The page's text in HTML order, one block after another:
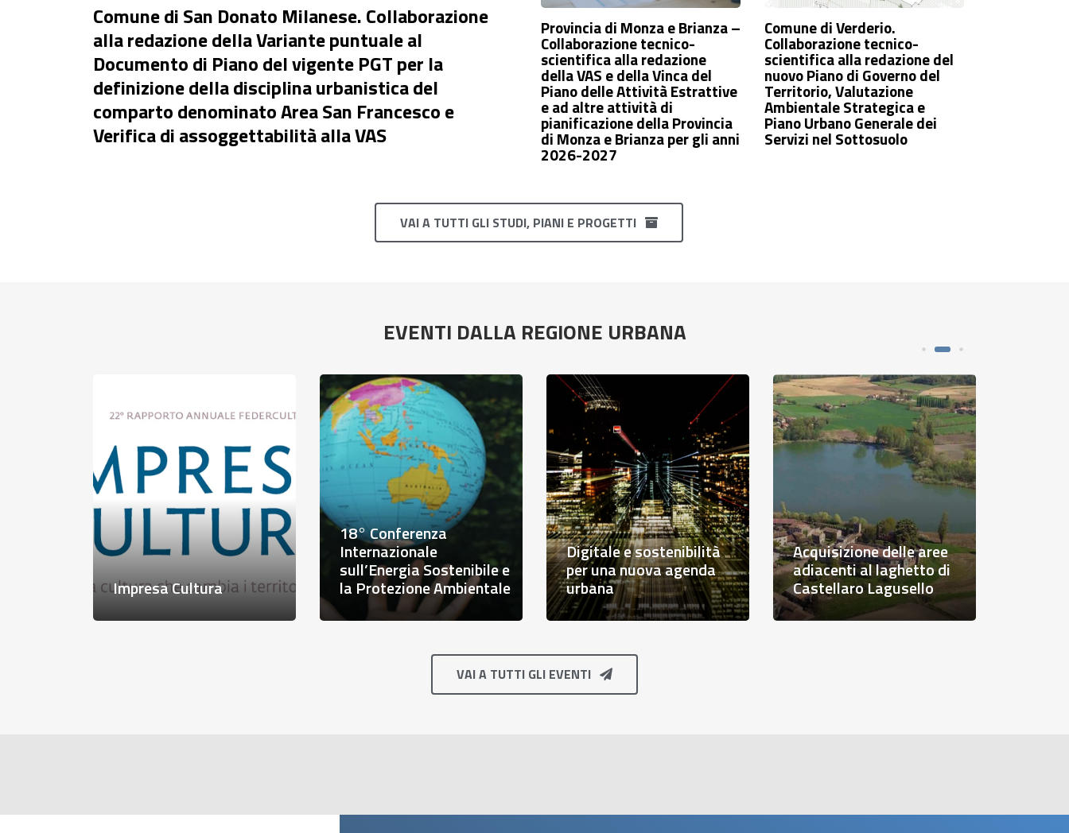
Comune di San Donato Milanese. Collaborazione
alla redazione della Variante puntuale al
Documento di Piano del vigente PGT per la
definizione della disciplina urbanistica del
comparto denominato Area San Francesco e
Verifica di assoggettabilità alla VAS
Provincia di Monza e Brianza –
Collaborazione tecnico-
scientifica alla redazione
della VAS e della Vinca del
Piano delle Attività Estrattive
e ad altre attività di
pianificazione della Provincia
di Monza e Brianza per gli anni
2026-2027
Comune di Verderio.
Collaborazione tecnico-
scientifica alla redazione del
nuovo Piano di Governo del
Territorio, Valutazione
Ambientale Strategica e
Piano Urbano Generale dei
Servizi nel Sottosuolo
VAI A TUTTI GLI STUDI, PIANI E PROGETTI
EVENTI DALLA REGIONE URBANA
Digitale e sostenibilità
per una nuova agenda
urbana
Acquisizione delle aree
adiacenti al laghetto di
Castellaro Lagusello
Bando Voucher doppia
transizione Lombardia
2026
Paesaggi agricoli dei
parchi
VAI A TUTTI GLI EVENTI